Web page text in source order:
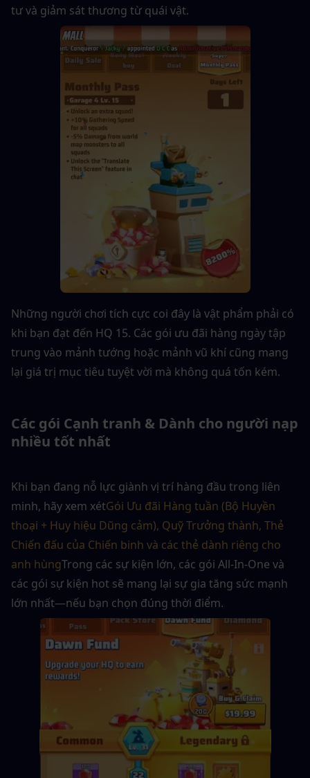
tư và giảm sát thương từ quái vật.
Những người chơi tích cực coi đây là vật phẩm phải có
khi bạn đạt đến HQ 15. Các gói ưu đãi hàng ngày tập
trung vào mảnh tướng hoặc mảnh vũ khí cũng mang
lại giá trị mục tiêu tuyệt vời mà không quá tốn kém.
Các gói Cạnh tranh & Dành cho người nạp
nhiều tốt nhất
Khi bạn đang nỗ lực giành vị trí hàng đầu trong liên
minh, hãy xem xétGói Ưu đãi Hàng tuần (Bộ Huyền
thoại + Huy hiệu Dũng cảm), Quỹ Trưởng thành, Thẻ
Chiến đấu của Chiến binh và các thẻ dành riêng cho
anh hùngTrong các sự kiện lớn, các gói All-In-One và
các gói sự kiện hot sẽ mang lại sự gia tăng sức mạnh
lớn nhất—nếu bạn chọn đúng thời điểm.